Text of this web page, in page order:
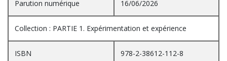
Parution numérique 16/06/2026
Collection : PARTIE 1. Expérimentation et expérience
ISBN 978-2-38612-112-8